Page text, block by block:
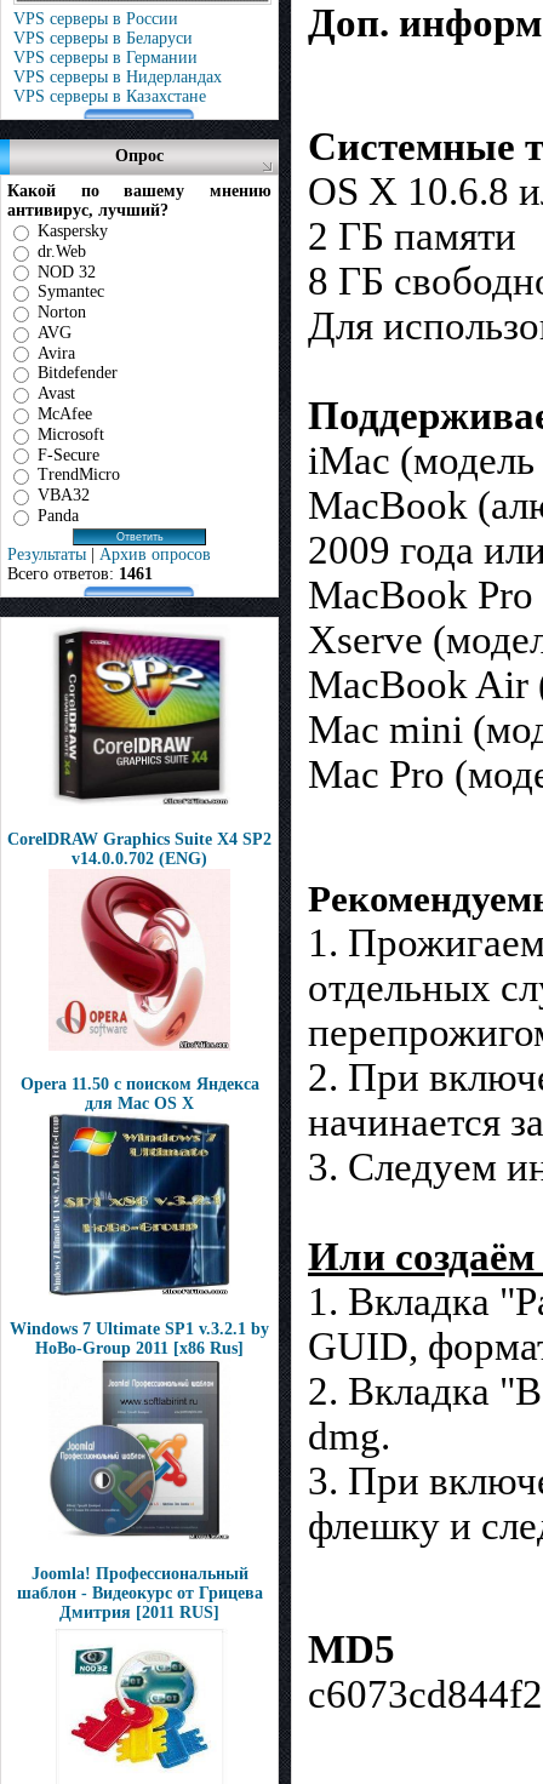
VPS серверы в России
VPS серверы в Беларуси
VPS серверы в Германии
VPS серверы в Нидерландах
VPS серверы в Казахстане
Опрос
Какой по вашему мнению
антивирус, лучший?
Kaspersky
dr.Web
NOD 32
Symantec
Norton
AVG
Avira
Bitdefender
Avast
McAfee
Microsoft
F-Secure
TrendMicro
VBA32
Panda
Результаты | Архив опросов
Всего ответов: 1461
CorelDRAW Graphics Suite X4 SP2
v14.0.0.702 (ENG)
Opera 11.50 с поиском Яндекса
для Mac OS X
Windows 7 Ultimate SP1 v.3.2.1 by
HoBo-Group 2011 [x86 Rus]
Joomla! Профессиональный
шаблон - Видеокурс от Грицева
Дмитрия [2011 RUS]
Доп.
Системные
OS X 10.6.8
2 ГБ памяти
8 ГБ
Для
iMac (модель
MacBook
2009 года
MacBook Pro
Xserve
MacBook Air
Mac mini
Mac Pro
1.
отдельных
2. При
начинается
3. Следуем
Или
1. Вкладка
GUID,
2. Вкладка
dmg.
3. При
флешку и
MD5